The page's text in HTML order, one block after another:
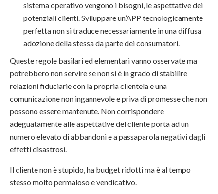
sistema operativo vengono i bisogni, le aspettative dei
potenziali clienti. Sviluppare un’APP tecnologicamente
perfetta non si traduce necessariamente in una diffusa
adozione della stessa da parte dei consumatori.
Queste regole basilari ed elementari vanno osservate ma
potrebbero non servire se non si è in grado di stabilire
relazioni fiduciarie con la propria clientela e una
comunicazione non ingannevole e priva di promesse che non
possono essere mantenute. Non corrispondere
adeguatamente alle aspettative del cliente porta ad un
numero elevato di abbandoni e a passaparola negativi dagli
effetti disastrosi.
Il cliente non è stupido, ha budget ridotti ma è al tempo
stesso molto permaloso e vendicativo.